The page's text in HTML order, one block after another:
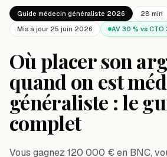
Guide médecin généraliste 2026
28 min
Mis à jour 25 juin 2026
AV 30 % vs
Où placer son
quand on est
généraliste : le
complet
Vous gagnez 120 000 € en BNC,